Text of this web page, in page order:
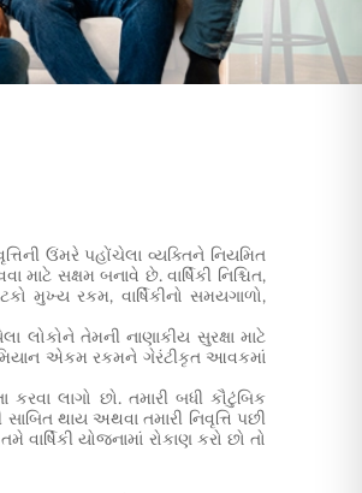
ઉંમરે પહોંચેલા વ્યક્તિને નિયમિત
સક્ષમ બનાવે છે. વાર્ષિકી નિશ્ચિત,
મુખ્ય રકમ, વાર્ષિકીનો સમયગાળો,
લોકોને તેમની નાણાકીય સુરક્ષા માટે
એકમ રકમને ગેરંટીકૃત આવકમાં
લાગો છો. તમારી બધી કૌટુંબિક
થાય અથવા તમારી નિવૃત્તિ પછી
યોજનામાં રોકાણ કરો છો તો